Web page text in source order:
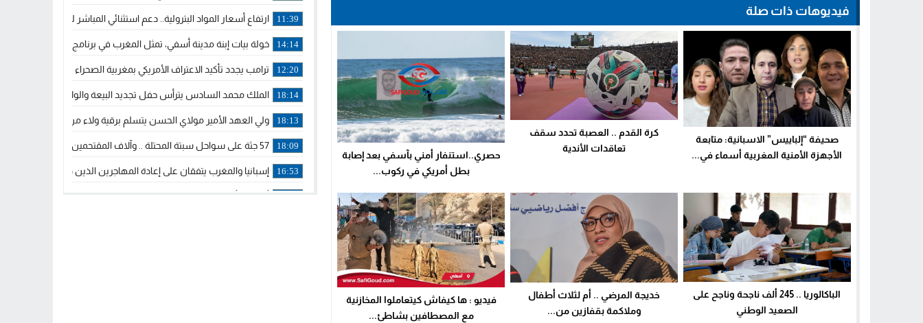
فيديوهات ذات صلة
صحيفة “إلباييس” الاسبانية: متابعة
الأجهزة الأمنية المغربية أسماء في...
كرة القدم .. العصبة تحدد سقف
تعاقدات الأندية
حصري..استنفار أمني بآسفي بعد إصابة
بطل أمريكي في ركوب...
الباكالوريا .. 245 ألف ناجحة وناجح على
الصعيد الوطني
خديجة المرضي .. أم لثلاث أطفال
وملاكمة بقفازين من...
فيديو : ها كيفاش كيتعاملوا المخازنية
مع المصطافين بشاطئ...
11:39 ارتفاع أسعار المواد البترولية.. دعم استثنائي المباشر لمهنيي النقل
14:14 خولة بيات إبنة مدينة أسفي، تمثل المغرب في برنامج مدرب ركوب
12:20 ترامب يجدد تأكيد الاعتراف الأمريكي بمغربية الصحراء في برقية إلى الملك
18:14 الملك محمد السادس يترأس حفل تجديد البيعة والولاء في قصر
18:13 ولي العهد الأمير مولاي الحسن يتسلم برقية ولاء من القوات المسلحة
18:09 57 جثة على سواحل سبتة المحتلة .. وآلاف المقتحمين يعودون إلى المغرب
16:53 إسبانيا والمغرب يتفقان على إعادة المهاجرين الذين دخلوا سبتة المحتلة